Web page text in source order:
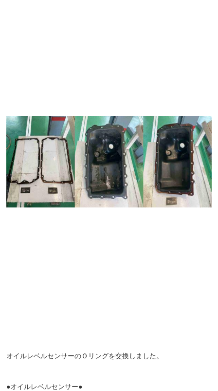
オイルレベルセンサーのＯリングを交換しました。
●オイルレベルセンサー●